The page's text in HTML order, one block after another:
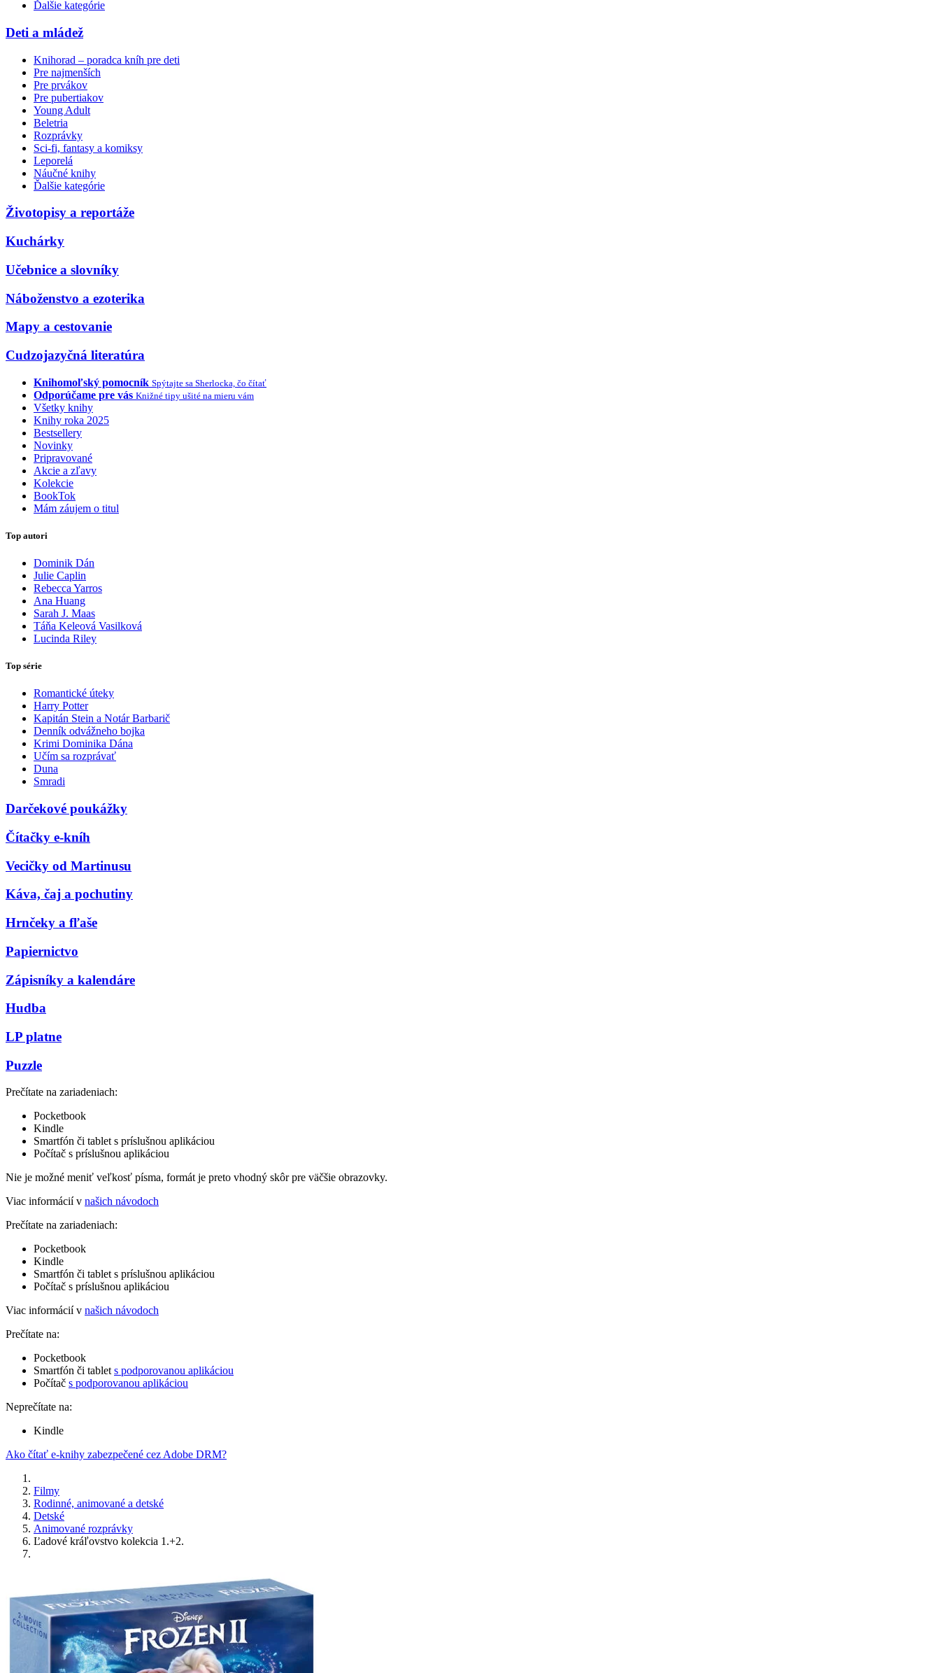
Ďalšie kategórie
Deti a mládež
Knihorad – poradca kníh pre deti
Pre najmenších
Pre prvákov
Pre pubertiakov
Young Adult
Beletria
Rozprávky
Sci-fi, fantasy a komiksy
Leporelá
Náučné knihy
Ďalšie kategórie
Životopisy a reportáže
Kuchárky
Učebnice a slovníky
Náboženstvo a ezoterika
Mapy a cestovanie
Cudzojazyčná literatúra
Knihomoľský pomocník Spýtajte sa Sherlocka, čo čítať
Odporúčame pre vás Knižné tipy ušité na mieru vám
Všetky knihy
Knihy roka 2025
Bestsellery
Novinky
Pripravované
Akcie a zľavy
Kolekcie
BookTok
Mám záujem o titul
Top autori
Dominik Dán
Julie Caplin
Rebecca Yarros
Ana Huang
Sarah J. Maas
Táňa Keleová Vasilková
Lucinda Riley
Top série
Romantické úteky
Harry Potter
Kapitán Stein a Notár Barbarič
Denník odvážneho bojka
Krimi Dominika Dána
Učím sa rozprávať
Duna
Smradi
Darčekové poukážky
Čítačky e-kníh
Vecičky od Martinusu
Káva, čaj a pochutiny
Hrnčeky a fľaše
Papiernictvo
Zápisníky a kalendáre
Hudba
LP platne
Puzzle
Prečítate na zariadeniach:
Pocketbook
Kindle
Smartfón či tablet s príslušnou aplikáciou
Počítač s príslušnou aplikáciou
Nie je možné meniť veľkosť písma, formát je preto vhodný skôr pre väčšie obrazovky.
Viac informácií v našich návodoch
Prečítate na zariadeniach:
Pocketbook
Kindle
Smartfón či tablet s príslušnou aplikáciou
Počítač s príslušnou aplikáciou
Viac informácií v našich návodoch
Prečítate na:
Pocketbook
Smartfón či tablet s podporovanou aplikáciou
Počítač s podporovanou aplikáciou
Neprečítate na:
Kindle
Ako čítať e-knihy zabezpečené cez Adobe DRM?
Filmy
Rodinné, animované a detské
Detské
Animované rozprávky
Ľadové kráľovstvo kolekcia 1.+2.